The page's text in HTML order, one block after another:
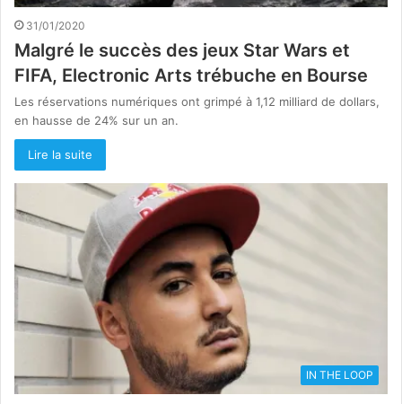
31/01/2020
Malgré le succès des jeux Star Wars et
FIFA, Electronic Arts trébuche en Bourse
Les réservations numériques ont grimpé à 1,12 milliard de dollars,
en hausse de 24% sur un an.
Lire la suite
IN THE LOOP